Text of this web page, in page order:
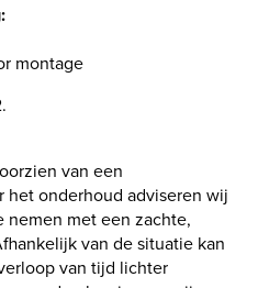
montage
van een
onderhoud adviseren wij
met een zachte,
van de situatie kan
van tijd lichter